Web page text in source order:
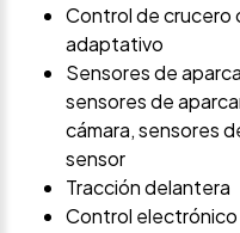
Control de crucero
adaptativo
Sensores de
sensores de
cámara, sensores
sensor
Tracción delantera
Control